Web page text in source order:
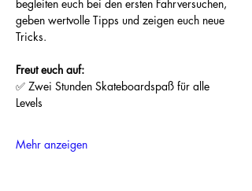
begleiten euch bei den ersten Fahrversuchen,
geben wertvolle Tipps und zeigen euch neue
Tricks.
Freut euch auf:
✅ Zwei Stunden Skateboardspaß für alle
Levels
Mehr anzeigen